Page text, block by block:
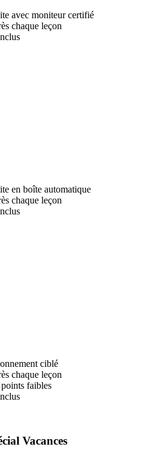
avec moniteur certifié
chaque leçon
en boîte automatique
chaque leçon
ciblé
chaque leçon
faibles
Vacances